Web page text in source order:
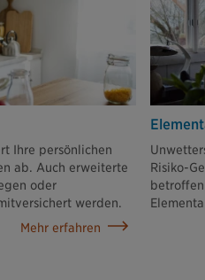
Ihre persönlichen
ab. Auch erweiterte
oder
werden.
Mehr erfahren
Risiko-